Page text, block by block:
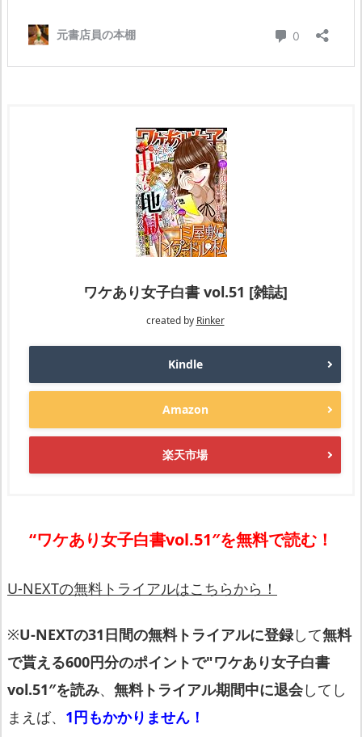
ワケあり女子白書 vol.51 [雑誌]
created by Rinker
Kindle
Amazon
楽天市場
“ワケあり女子白書vol.51″を無料で読む！
U-NEXTの無料トライアルはこちらから！
※U-NEXTの31日間の無料トライアルに登録して無料
で貰える600円分のポイントで"ワケあり女子白書
vol.51″を読み、 無料トライアル期間中に退会してし
まえば、 1円もかかりません！